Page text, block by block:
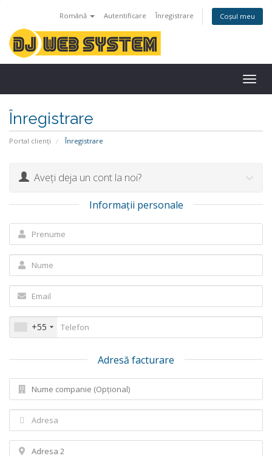
Română Autentificare Înregistrare Coșul meu
Înregistrare
Portal clienți Înregistrare
Aveți deja un cont la noi?
Informații personale
+55
Adresă facturare